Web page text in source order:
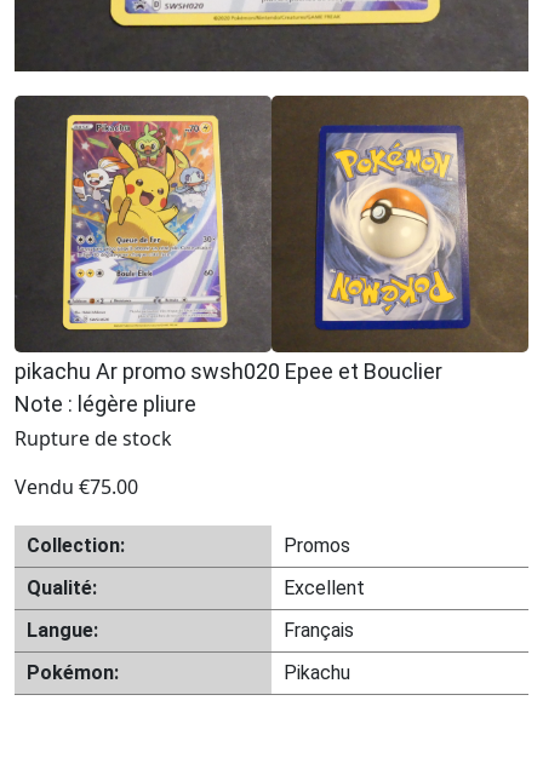
pikachu Ar promo swsh020 Epee et Bouclier
Note : légère pliure
Rupture de stock
Vendu €75.00
Collection:
Promos
Qualité:
Excellent
Langue:
Français
Pokémon:
Pikachu